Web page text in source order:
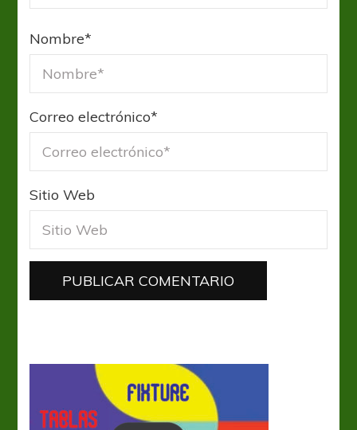
Nombre*
Correo electrónico*
Sitio Web